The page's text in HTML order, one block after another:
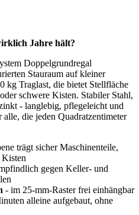
Jahre hält?
Doppelgrundregal
Stauraum auf kleiner
kg Traglast, die bietet Stellfläche
schwere Kisten. Stabiler Stahl,
- langlebig, pflegeleicht und
die jeden Quadratzentimeter
trägt sicher Maschinenteile,
Kisten
gegen Keller- und
- im 25-mm-Raster frei einhängbar
alleine aufgebaut, ohne